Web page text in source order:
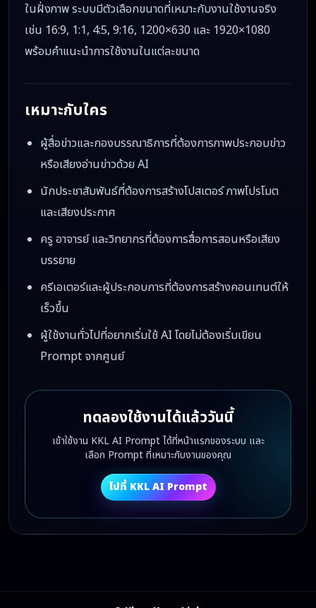
ในฝั่งภาพ ระบบมีตัวเลือกขนาดที่เหมาะกับงานใช้งานจริง
เช่น 16:9, 1:1, 4:5, 9:16, 1200×630 และ 1920×1080
พร้อมคำแนะนำการใช้งานในแต่ละขนาด
เหมาะกับใคร
ผู้สื่อข่าวและกองบรรณาธิการที่ต้องการภาพประกอบข่าว
หรือเสียงอ่านข่าวด้วย AI
นักประชาสัมพันธ์ที่ต้องการสร้างโปสเตอร์ ภาพโปรโมต
และเสียงประกาศ
ครู อาจารย์ และวิทยากรที่ต้องการสื่อการสอนหรือเสียง
บรรยาย
ครีเอเตอร์และผู้ประกอบการที่ต้องการสร้างคอนเทนต์ให้
เร็วขึ้น
ผู้ใช้งานทั่วไปที่อยากเริ่มใช้ AI โดยไม่ต้องเริ่มเขียน
Prompt จากศูนย์
ทดลองใช้งานได้แล้ววันนี้
เข้าใช้งาน KKL AI Prompt ได้ที่หน้าแรกของระบบ และ
เลือก Prompt ที่เหมาะกับงานของคุณ
ไปที่ KKL AI Prompt